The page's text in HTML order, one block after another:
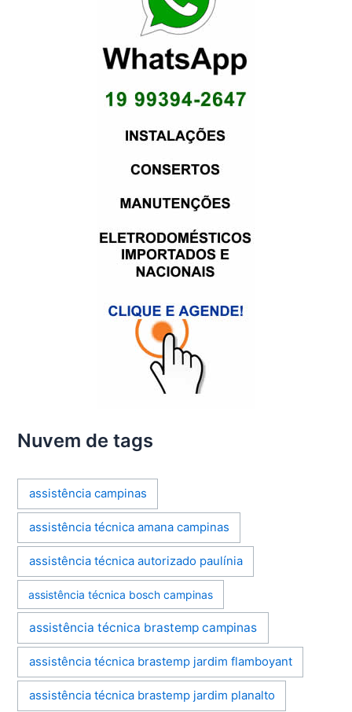
Nuvem de tags
assistência campinas
assistência técnica amana campinas
assistência técnica autorizado paulínia
assistência técnica bosch campinas
assistência técnica brastemp campinas
assistência técnica brastemp jardim flamboyant
assistência técnica brastemp jardim planalto